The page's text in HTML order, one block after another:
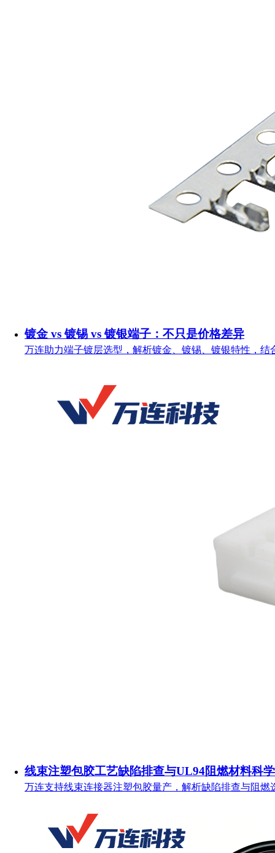
镀金 vs 镀锡 vs 镀银端子：不只是价格差异
万连助力端子镀层选型，解析镀金、镀锡、镀银特性，结
线束注塑包胶工艺缺陷排查与UL94阻燃材料科
万连支持线束连接器注塑包胶量产，解析缺陷排查与阻燃